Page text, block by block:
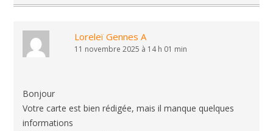
Loreleï Gennes A
11 novembre 2025 à 14 h 01 min
Bonjour
Votre carte est bien rédigée, mais il manque quelques
informations